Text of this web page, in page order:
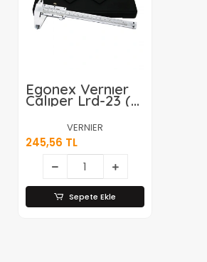
Egonex Vernıer
Calıper Lrd-23 (
0-150mm ) Lrd-71
( Metal )
Mekanik Kumpas
Ölçü Aleti (
Plastik Kutulu
)*50
VERNIER
245,56 TL
Sepete Ekle